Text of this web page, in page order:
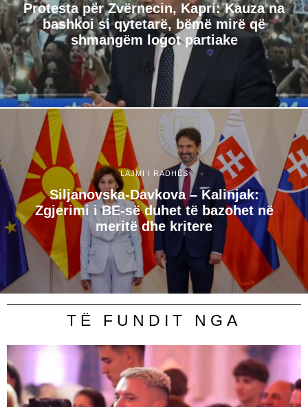
Protesta për Zvërnecin, Kapri: Kauza na
bashkoi si qytetarë, bëmë mirë që
shmangëm logot partiake
LAJMI I RADHËS
Siljanovska-Davkova – Kalinjak:
Zgjerimi i BE-së duhet të bazohet në
meritë dhe kritere
TË FUNDIT NGA